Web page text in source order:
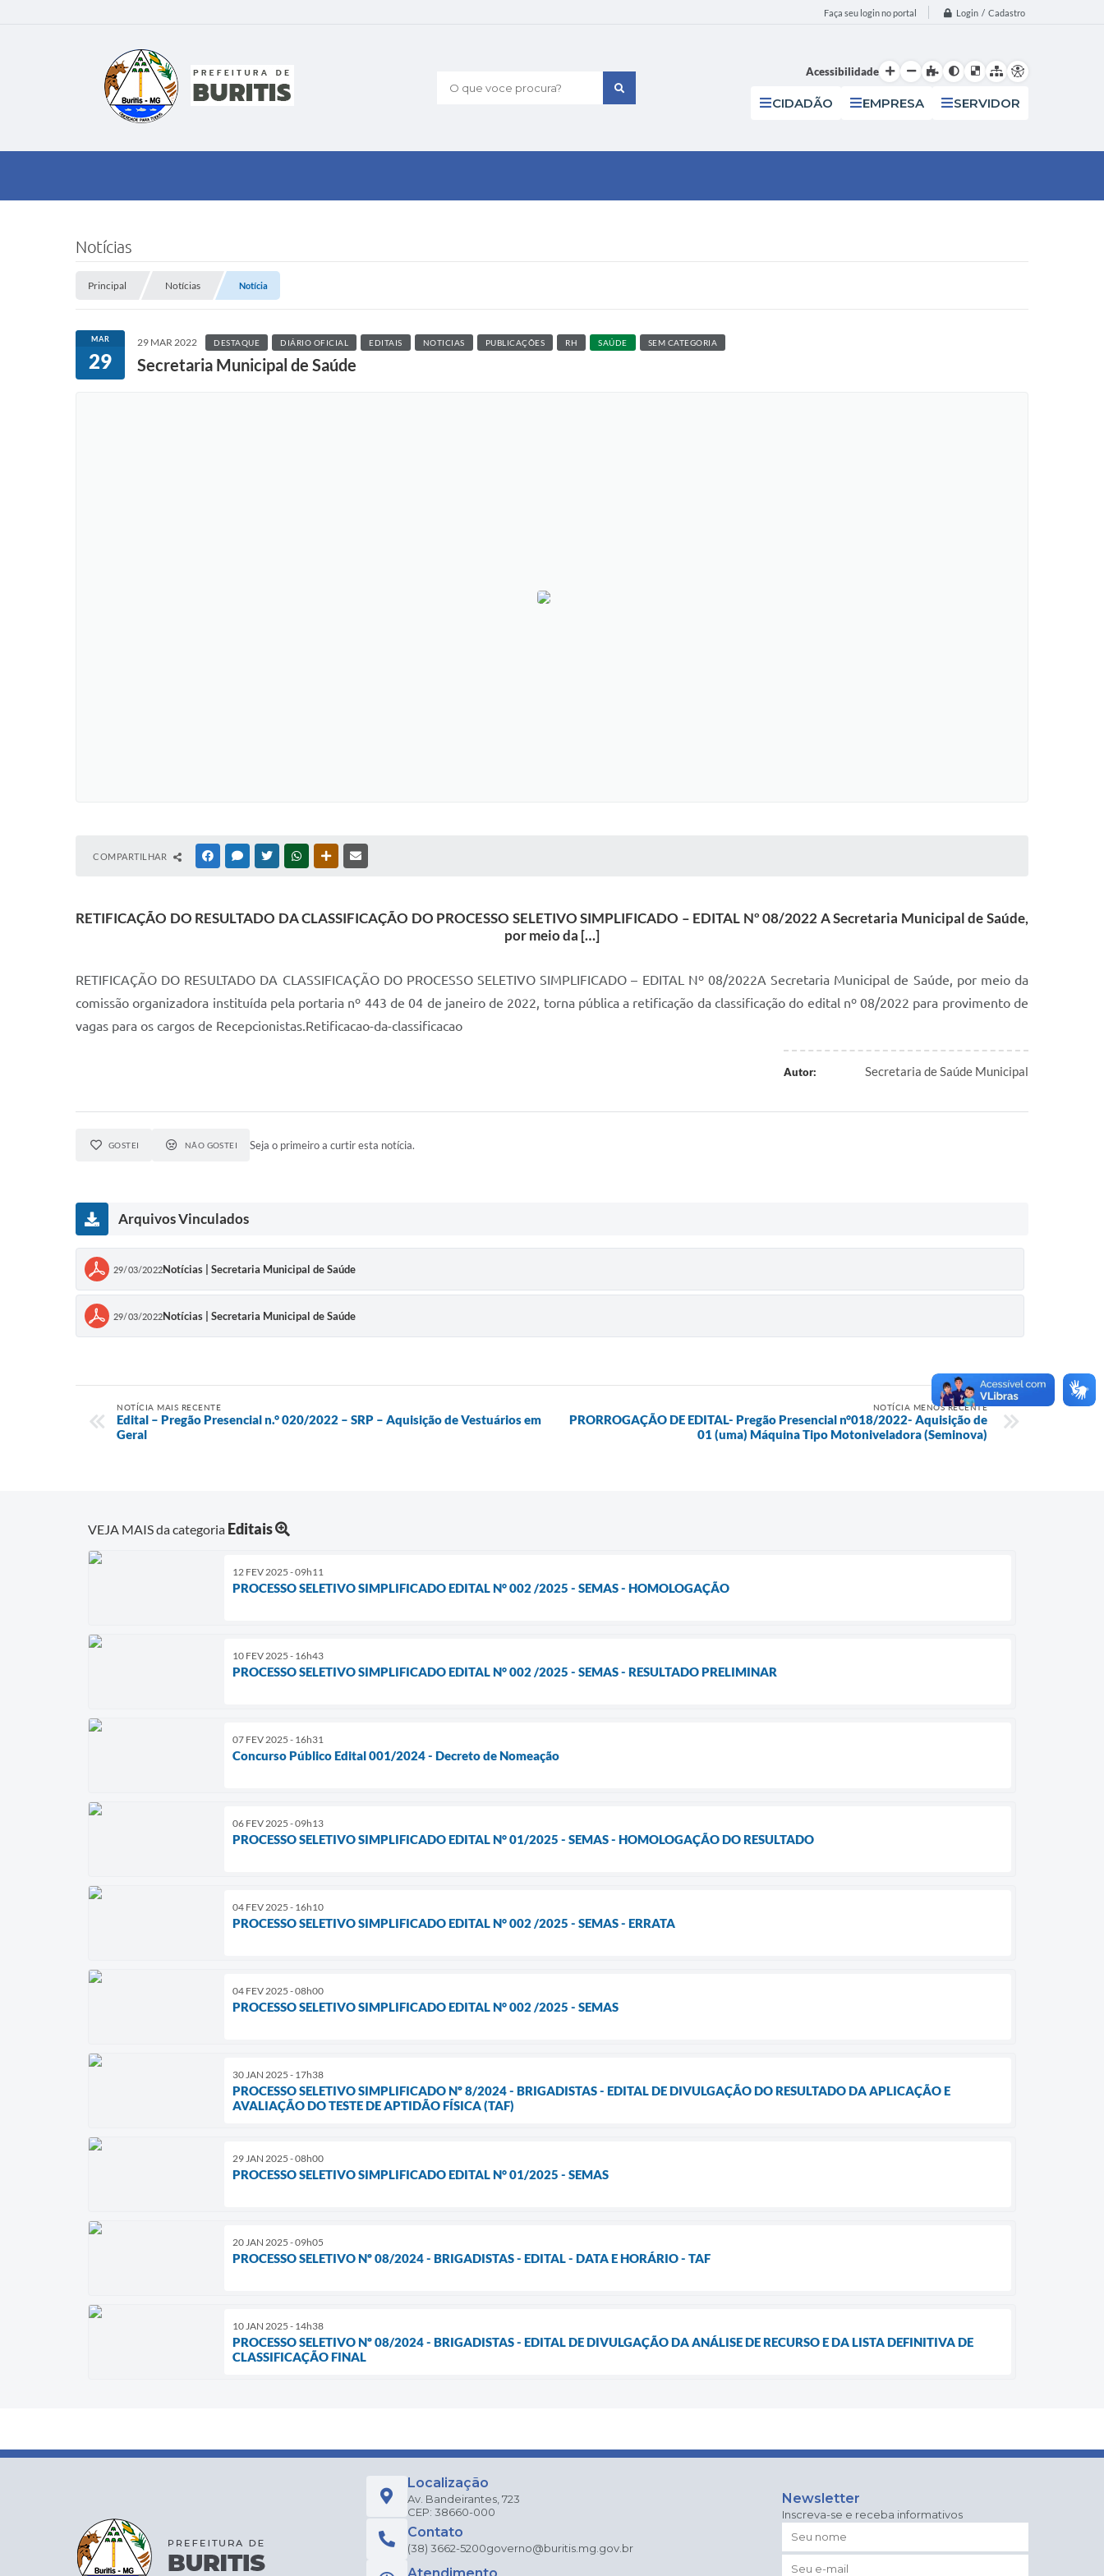
Faça seu login no portal Login / Cadastro
O que voce procura?
Acessibilidade
CIDADÃO EMPRESA SERVIDOR
Notícias
Principal Notícias Notícia
MAR
29
29 MAR 2022 DESTAQUE DIÁRIO OFICIAL EDITAIS NOTICIAS PUBLICAÇÕES RH SAÚDE SEM CATEGORIA
Secretaria Municipal de Saúde
COMPARTILHAR FACEBOOKMESSENGER
TWITTERWHATSAPPOUTRAS MÍDIAS
RETIFICAÇÃO DO RESULTADO DA CLASSIFICAÇÃO DO PROCESSO SELETIVO SIMPLIFICADO – EDITAL Nº 08/2022 A Secretaria Municipal de Saúde,
por meio da […]
RETIFICAÇÃO DO RESULTADO DA CLASSIFICAÇÃO DO PROCESSO SELETIVO SIMPLIFICADO – EDITAL Nº 08/2022A Secretaria Municipal de Saúde, por meio da
comissão organizadora instituída pela portaria nº 443 de 04 de janeiro de 2022, torna pública a retificação da classificação do edital nº 08/2022 para provimento de
vagas para os cargos de Recepcionistas.Retificacao-da-classificacao
Autor: Secretaria de Saúde Municipal
GOSTEI NÃO GOSTEI Seja o primeiro a curtir esta notícia.
Arquivos Vinculados
29/03/2022Notícias | Secretaria Municipal de Saúde
29/03/2022Notícias | Secretaria Municipal de Saúde
NOTÍCIA MAIS RECENTE
Edital – Pregão Presencial n.° 020/2022 – SRP – Aquisição de Vestuários em
Geral
NOTÍCIA MENOS RECENTE
PRORROGAÇÃO DE EDITAL- Pregão Presencial n°018/2022- Aquisição de
01 (uma) Máquina Tipo Motoniveladora (Seminova)
VEJA MAIS da categoria Editais
12 FEV 2025 - 09h11
PROCESSO SELETIVO SIMPLIFICADO EDITAL N° 002 /2025 - SEMAS - HOMOLOGAÇÃO
10 FEV 2025 - 16h43
PROCESSO SELETIVO SIMPLIFICADO EDITAL N° 002 /2025 - SEMAS - RESULTADO PRELIMINAR
07 FEV 2025 - 16h31
Concurso Público Edital 001/2024 - Decreto de Nomeação
06 FEV 2025 - 09h13
PROCESSO SELETIVO SIMPLIFICADO EDITAL N° 01/2025 - SEMAS - HOMOLOGAÇÃO DO RESULTADO
04 FEV 2025 - 16h10
PROCESSO SELETIVO SIMPLIFICADO EDITAL N° 002 /2025 - SEMAS - ERRATA
04 FEV 2025 - 08h00
PROCESSO SELETIVO SIMPLIFICADO EDITAL N° 002 /2025 - SEMAS
30 JAN 2025 - 17h38
PROCESSO SELETIVO SIMPLIFICADO Nº 8/2024 - BRIGADISTAS - EDITAL DE DIVULGAÇÃO DO RESULTADO DA APLICAÇÃO E
AVALIAÇÃO DO TESTE DE APTIDÃO FÍSICA (TAF)
29 JAN 2025 - 08h00
PROCESSO SELETIVO SIMPLIFICADO EDITAL N° 01/2025 - SEMAS
20 JAN 2025 - 09h05
PROCESSO SELETIVO Nº 08/2024 - BRIGADISTAS - EDITAL - DATA E HORÁRIO - TAF
10 JAN 2025 - 14h38
PROCESSO SELETIVO Nº 08/2024 - BRIGADISTAS - EDITAL DE DIVULGAÇÃO DA ANÁLISE DE RECURSO E DA LISTA DEFINITIVA DE
CLASSIFICAÇÃO FINAL
Localização
Av. Bandeirantes, 723
CEP: 38660-000
Contato
(38) 3662-5200governo@buritis.mg.gov.br
Atendimento
Newsletter
Inscreva-se e receba informativos